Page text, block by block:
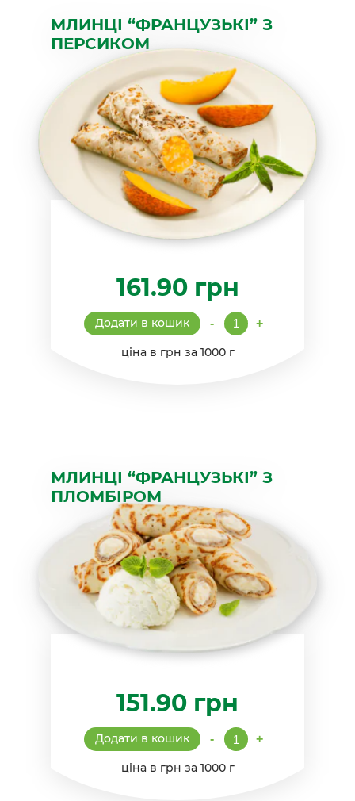
МЛИНЦІ “ФРАНЦУЗЬКІ” З
ПЕРСИКОМ
161.90грн
- Млинці
"Французькі"
персиком
+
Додати в кошик
ціна в грн за 1000 г
МЛИНЦІ “ФРАНЦУЗЬКІ” З
ПЛОМБІРОМ
151.90 грн
- Млинці
"Французькі"
пломбіром
+
Додати в кошик
ціна в грн за 1000 г